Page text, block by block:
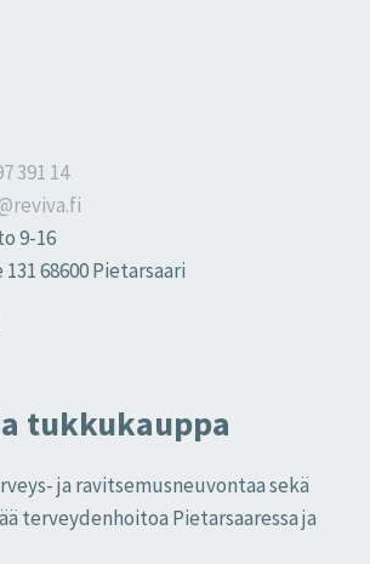
391 14
9-16
68600 Pietarsaari
tukkukauppa
ja ravitsemusneuvontaa sekä
terveydenhoitoa Pietarsaaressa ja